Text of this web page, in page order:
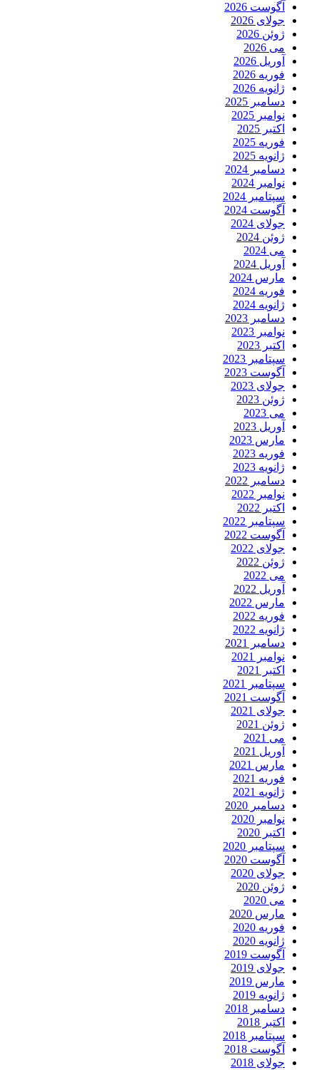
آگوست 2026
جولای 2026
ژوئن 2026
می 2026
آوریل 2026
فوریه 2026
ژانویه 2026
دسامبر 2025
نوامبر 2025
اکتبر 2025
فوریه 2025
ژانویه 2025
دسامبر 2024
نوامبر 2024
سپتامبر 2024
آگوست 2024
جولای 2024
ژوئن 2024
می 2024
آوریل 2024
مارس 2024
فوریه 2024
ژانویه 2024
دسامبر 2023
نوامبر 2023
اکتبر 2023
سپتامبر 2023
آگوست 2023
جولای 2023
ژوئن 2023
می 2023
آوریل 2023
مارس 2023
فوریه 2023
ژانویه 2023
دسامبر 2022
نوامبر 2022
اکتبر 2022
سپتامبر 2022
آگوست 2022
جولای 2022
ژوئن 2022
می 2022
آوریل 2022
مارس 2022
فوریه 2022
ژانویه 2022
دسامبر 2021
نوامبر 2021
اکتبر 2021
سپتامبر 2021
آگوست 2021
جولای 2021
ژوئن 2021
می 2021
آوریل 2021
مارس 2021
فوریه 2021
ژانویه 2021
دسامبر 2020
نوامبر 2020
اکتبر 2020
سپتامبر 2020
آگوست 2020
جولای 2020
ژوئن 2020
می 2020
مارس 2020
فوریه 2020
ژانویه 2020
آگوست 2019
جولای 2019
مارس 2019
ژانویه 2019
دسامبر 2018
اکتبر 2018
سپتامبر 2018
آگوست 2018
جولای 2018